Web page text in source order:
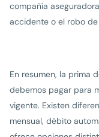
compañía
accidente o el robo
En resumen, la prima
debemos pagar para
vigente. Existen
mensual, débito